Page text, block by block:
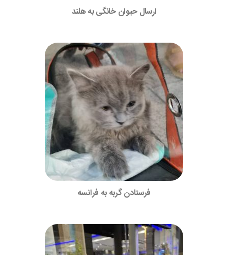
ارسال حیوان خانگی به هلند
فرستادن گربه به فرانسه